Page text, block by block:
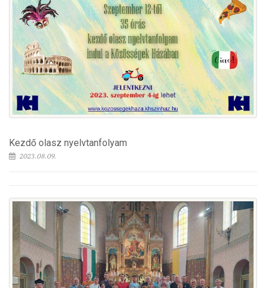
Kezdő olasz nyelvtanfolyam
2023.08.09.